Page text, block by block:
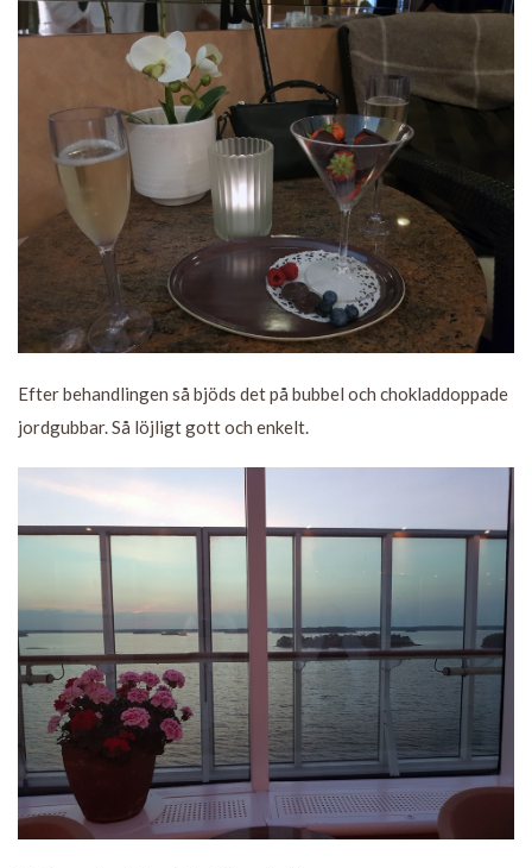
Efter behandlingen så bjöds det på bubbel och chokladdoppade
jordgubbar. Så löjligt gott och enkelt.